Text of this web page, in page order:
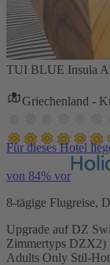
TUI BLUE Insula
Griechenland -
Für dieses Hotel
von 84% vor
8-tägige Flugreise,
Upgrade auf DZ
Zimmertyps DZX2)
Adults Only Stil-